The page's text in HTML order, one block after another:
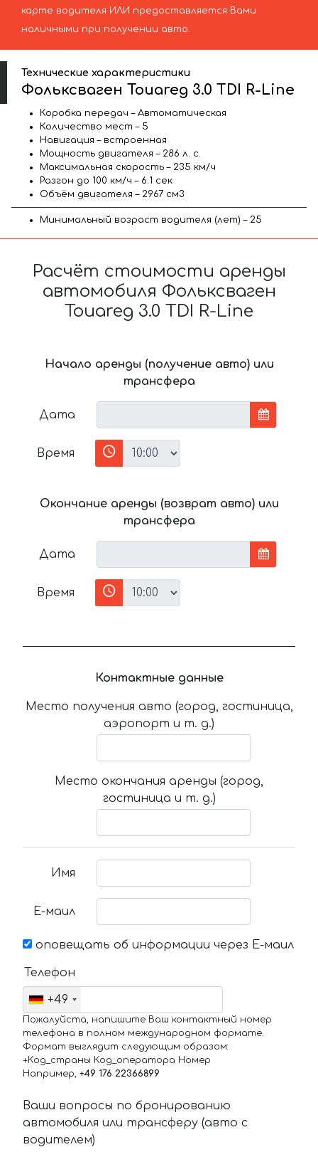
карте водителя ИЛИ предоставляется Вами
наличными при получении авто.
Технические характеристики
Фольксваген Touareg 3.0 TDI R-Line
Коробка передач – Автоматическая
Количество мест – 5
Навигация – встроенная
Мощность двигателя – 286 л. с.
Максимальная скорость – 235 км/ч
Разгон до 100 км/ч – 6.1 сек
Объём двигателя – 2967 см3
Минимальный возраст водителя (лет) – 25
Расчёт стоимости аренды
автомобиля Фольксваген
Touareg 3.0 TDI R-Line
Начало аренды (получение авто) или
трансфера
Дата
Время
Окончание аренды (возврат авто) или
трансфера
Дата
Время
Контактные данные
Место получения авто (город, гостиница,
аэропорт и т. д.)
Место окончания аренды (город,
гостиница и т. д.)
Имя
Е-маил
оповещать об информации через Е-маил
Телефон
+49
Пожалуйста, напишите Ваш контактный номер
телефона в полном международном формате.
Формат выглядит следующим образом:
+Код_страны Код_оператора Номер
Например, +49 176 22366899
Ваши вопросы по бронированию
автомобиля или трансферу (авто с
водителем)